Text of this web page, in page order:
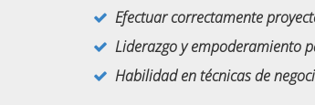
Efectuar correctamente
Liderazgo y empoderamiento
Habilidad en técnicas de